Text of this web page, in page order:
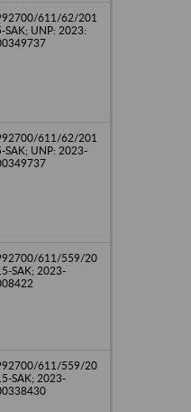
611/62/201
SAK; UNP: 2023:
611/62/201
SAK; UNP: 2023-
611/559/20
SAK; 2023-
611/559/20
SAK; 2023-